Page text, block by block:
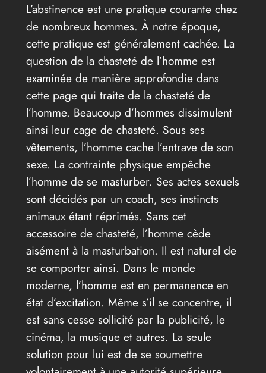
L’abstinence est une pratique courante chez
de nombreux hommes. À notre époque,
cette pratique est généralement cachée. La
question de la chasteté de l’homme est
examinée de manière approfondie dans
cette page qui traite de la chasteté de
l’homme. Beaucoup d’hommes dissimulent
ainsi leur cage de chasteté. Sous ses
vêtements, l’homme cache l’entrave de son
sexe. La contrainte physique empêche
l’homme de se masturber. Ses actes sexuels
sont décidés par un coach, ses instincts
animaux étant réprimés. Sans cet
accessoire de chasteté, l’homme cède
aisément à la masturbation. Il est naturel de
se comporter ainsi. Dans le monde
moderne, l’homme est en permanence en
état d’excitation. Même s’il se concentre, il
est sans cesse sollicité par la publicité, le
cinéma, la musique et autres. La seule
solution pour lui est de se soumettre